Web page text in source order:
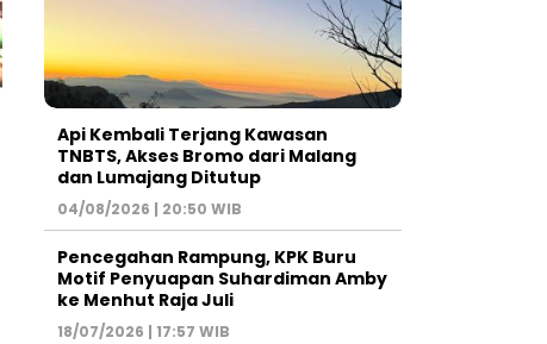
Api Kembali Terjang Kawasan
TNBTS, Akses Bromo dari Malang
dan Lumajang Ditutup
04/08/2026 | 20:50 WIB
Pencegahan Rampung, KPK Buru
Motif Penyuapan Suhardiman Amby
ke Menhut Raja Juli
18/07/2026 | 17:57 WIB